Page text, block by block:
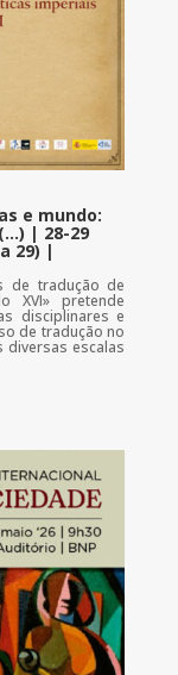
e mundo:
| 28-29
29) |
de tradução de
XVI» pretende
disciplinares e
de tradução no
diversas escalas